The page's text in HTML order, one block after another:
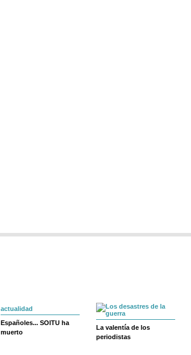
actualidad
Españoles... SOITU ha
muerto
La valentía de los
periodistas